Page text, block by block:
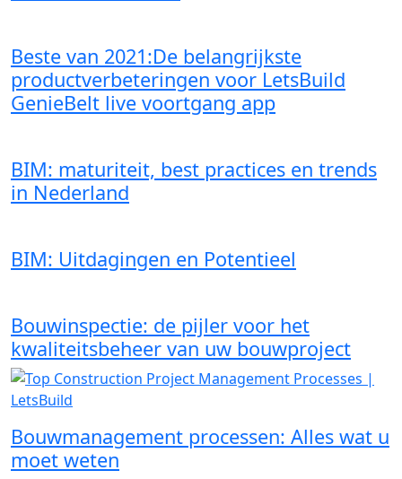
Beste van 2021:De belangrijkste
productverbeteringen voor LetsBuild
GenieBelt live voortgang app
BIM: maturiteit, best practices en trends
in Nederland
BIM: Uitdagingen en Potentieel
Bouwinspectie: de pijler voor het
kwaliteitsbeheer van uw bouwproject
Bouwmanagement processen: Alles wat u
moet weten